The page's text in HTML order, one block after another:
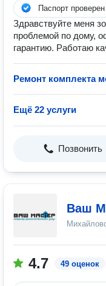
Паспорт проверен
Здравствуйте меня
проблемoй по дому,
гарантию. Работаю
Ремонт комплекта
Ещё 22 услуги
Позвонить
Ваш
4.7 49 оценок